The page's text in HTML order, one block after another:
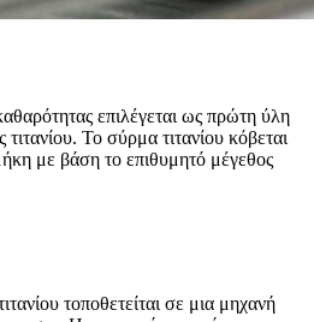
επιλέγεται ως πρώτη ύλη
Το σύρμα τιτανίου κόβεται
με βάση το επιθυμητό μέγεθος
τοποθετείται σε μια μηχανή